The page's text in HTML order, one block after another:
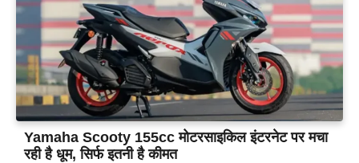
Yamaha Scooty 155cc मोटरसाइकिल इंटरनेट पर मचा
रही है धूम, सिर्फ इतनी है कीमत